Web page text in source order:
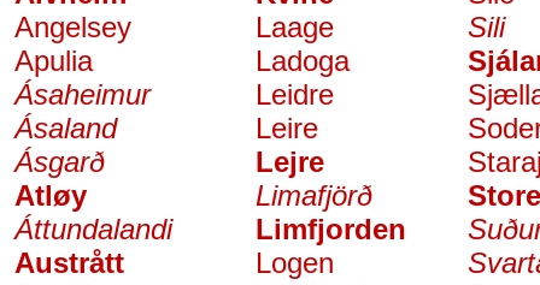
Angelsey
Apulia
Ásaheimur
Ásaland
Ásgarð
Atløy
Áttundalandi
Austrått
Laage
Ladoga
Leidre
Leire
Lejre
Limafjörð
Limfjorden
Logen
Sili